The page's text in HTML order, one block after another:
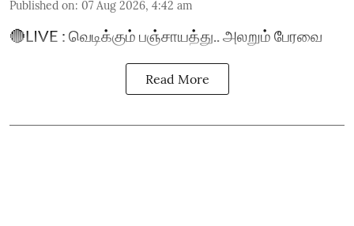
Published on: 07 Aug 2026, 4:42 am
🔴LIVE : வெடிக்கும் பஞ்சாயத்து.. அலறும் பேரவை
Read More